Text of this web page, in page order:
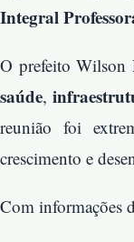
Integral
O prefeito Wilson
saúde,
reunião foi
crescimento e
Com informações